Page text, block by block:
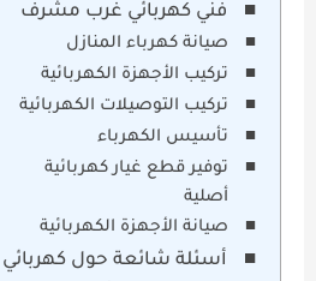
فني كهربائي غرب مشرف
صيانة كهرباء المنازل
تركيب الأجهزة الكهربائية
تركيب التوصيلات الكهربائية
تأسيس الكهرباء
توفير قطع غيار كهربائية
أصلية
صيانة الأجهزة الكهربائية
أسئلة شائعة حول كهربائي